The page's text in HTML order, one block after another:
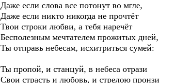
Даже если слова все потонут во мгле,
Даже если никто никогда не прочтёт
Твои строки любви, а тебя наречёт
Бесполезным мечтателем прожитых дней,
Ты отправь небесам, исхитриться сумей:
Ты пропой, и станцуй, в небеса отрази
Свои страсть и любовь, и стрелою пронзи